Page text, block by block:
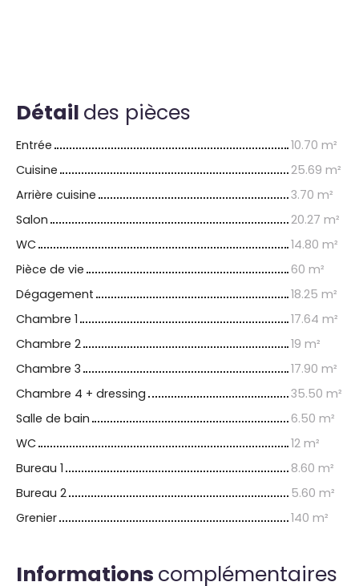
Détail des pièces
Entrée
10.70 m²
Cuisine
25.69 m²
Arrière cuisine
3.70 m²
Salon
20.27 m²
WC
14.80 m²
Pièce de vie
60 m²
Dégagement
18.25 m²
Chambre 1
17.64 m²
Chambre 2
19 m²
Chambre 3
17.90 m²
Chambre 4 + dressing
35.50 m²
Salle de bain
6.50 m²
WC
12 m²
Bureau 1
8.60 m²
Bureau 2
5.60 m²
Grenier
140 m²
Informations complémentaires